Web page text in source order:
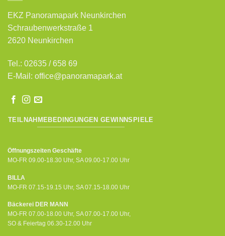
EKZ Panoramapark Neunkirchen
Schraubenwerkstraße 1
2620 Neunkirchen
Tel.: 02635 / 658 69
E-Mail: office@panoramapark.at
TEILNAHMEBEDINGUNGEN GEWINNSPIELE
Öffnungszeiten Geschäfte
MO-FR 09.00-18.30 Uhr, SA 09.00-17.00 Uhr
BILLA
MO-FR 07.15-19.15 Uhr, SA 07.15-18.00 Uhr
Bäckerei DER MANN
MO-FR 07.00-18.00 Uhr, SA 07.00-17.00 Uhr,
SO & Feiertag 06.30-12.00 Uhr